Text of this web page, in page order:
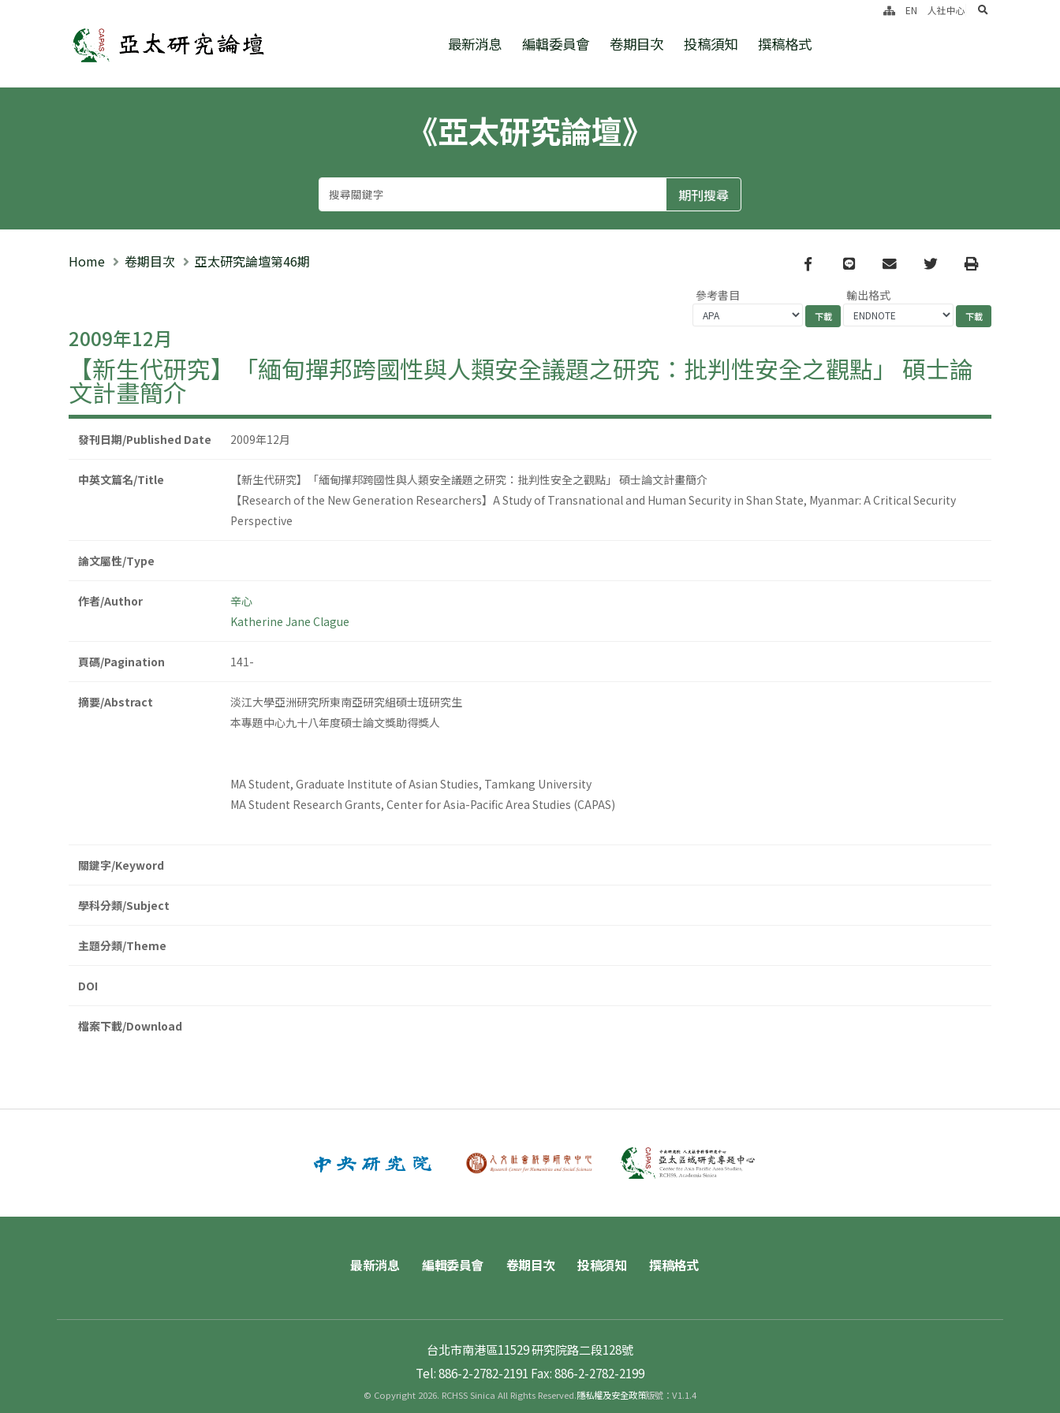
亞太研究論壇 最新消息 編輯委員會 卷期目次 投稿須知 撰稿格式
EN 人社中心 search
《亞太研究論壇》
Home 卷期目次 亞太研究論壇第46期 Facebook
line email TwitterPrint
參考書目 輸出格式
2009年12月
【新生代研究】「緬甸撣邦跨國性與人類安全議題之研究：批判性安全之觀點」 碩士論
文計畫簡介
發刊日期/Published Date 2009年12月
中英文篇名/Title
【新生代研究】「緬甸撣邦跨國性與人類安全議題之研究：批判性安全之觀點」 碩士論文計畫簡介
【Research of the New Generation Researchers】A Study of Transnational and Human Security in Shan State, Myanmar: A Critical Security
Perspective
論文屬性/Type
作者/Author
辛心
Katherine Jane Clague
頁碼/Pagination 141-
摘要/Abstract
淡江大學亞洲研究所東南亞研究組碩士班研究生
本專題中心九十八年度碩士論文獎助得獎人
MA Student, Graduate Institute of Asian Studies, Tamkang University
MA Student Research Grants, Center for Asia-Pacific Area Studies (CAPAS)
關鍵字/Keyword
學科分類/Subject
主題分類/Theme
DOI
檔案下載/Download
最新消息 編輯委員會 卷期目次 投稿須知 撰稿格式
台北市南港區11529 研究院路二段128號
Tel: 886-2-2782-2191 Fax: 886-2-2782-2199
© Copyright 2026. RCHSS Sinica All Rights Reserved.隱私權及安全政策版號：V1.1.4